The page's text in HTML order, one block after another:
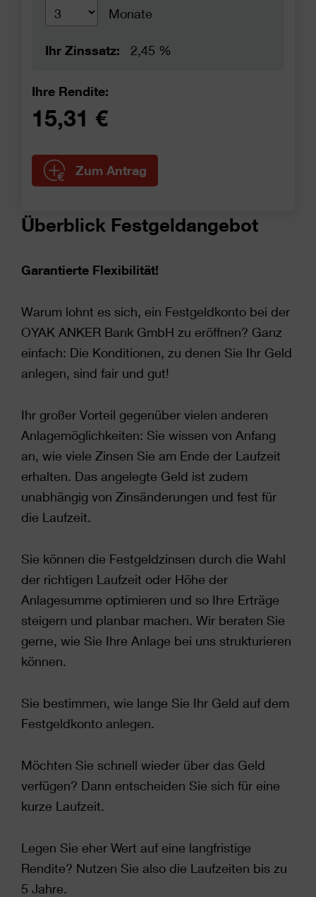
Monate
Ihr Zinssatz:
Ihre Rendite:
Zum Antrag
Überblick Festgeldangebot
Garantierte Flexibilität!
Warum lohnt es sich, ein Festgeldkonto bei der
OYAK ANKER Bank GmbH zu eröffnen? Ganz
einfach: Die Konditionen, zu denen Sie Ihr Geld
anlegen, sind fair und gut!
Ihr großer Vorteil gegenüber vielen anderen
Anlagemöglichkeiten: Sie wissen von Anfang
an, wie viele Zinsen Sie am Ende der Laufzeit
erhalten. Das angelegte Geld ist zudem
unabhängig von Zinsänderungen und fest für
die Laufzeit.
Sie können die Festgeldzinsen durch die Wahl
der richtigen Laufzeit oder Höhe der
Anlagesumme optimieren und so Ihre Erträge
steigern und planbar machen. Wir beraten Sie
gerne, wie Sie Ihre Anlage bei uns strukturieren
können.
Sie bestimmen, wie lange Sie Ihr Geld auf dem
Festgeldkonto anlegen.
Möchten Sie schnell wieder über das Geld
verfügen? Dann entscheiden Sie sich für eine
kurze Laufzeit.
Legen Sie eher Wert auf eine langfristige
Rendite? Nutzen Sie also die Laufzeiten bis zu
5 Jahre.